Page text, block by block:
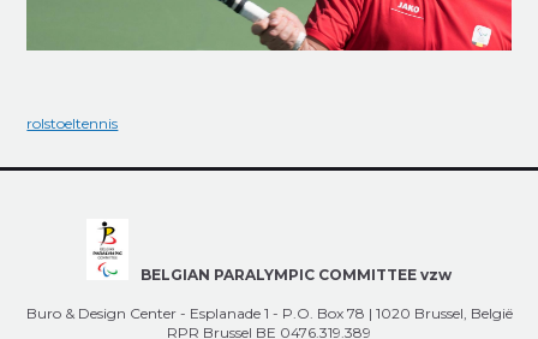
rolstoeltennis
BELGIAN PARALYMPIC COMMITTEE vzw
Buro & Design Center - Esplanade 1 - P.O. Box 78 | 1020 Brussel, België
RPR Brussel BE 0476.319.389